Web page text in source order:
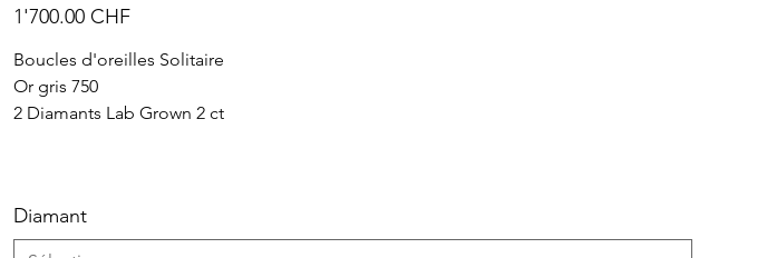
Prix
1'700.00 CHF
Boucles d'oreilles Solitaire
Or gris 750
2 Diamants Lab Grown 2 ct
Diamant